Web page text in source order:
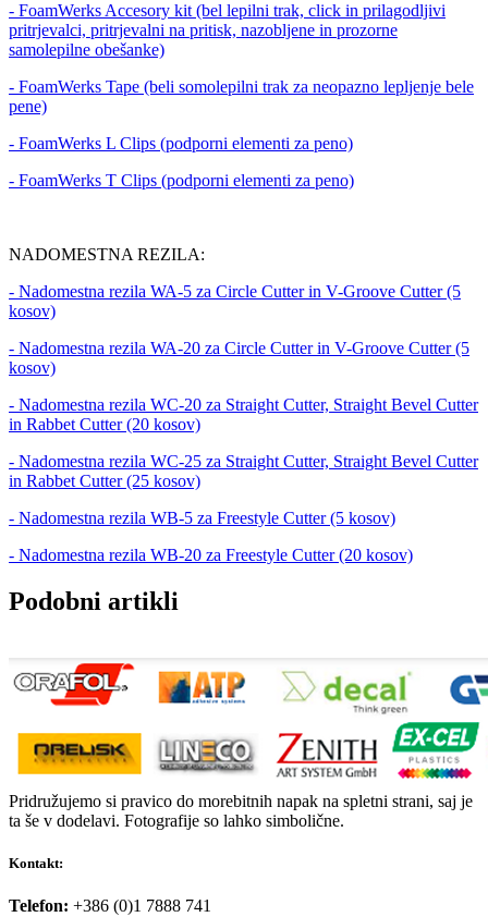
- FoamWerks Accesory kit (bel lepilni trak, click in prilagodljivi
pritrjevalci, pritrjevalni na pritisk, nazobljene in prozorne
samolepilne obešanke)
- FoamWerks Tape (beli somolepilni trak za neopazno lepljenje bele
pene)
- FoamWerks L Clips (podporni elementi za peno)
- FoamWerks T Clips (podporni elementi za peno)
NADOMESTNA REZILA:
- Nadomestna rezila WA-5 za Circle Cutter in V-Groove Cutter (5
kosov)
- Nadomestna rezila WA-20 za Circle Cutter in V-Groove Cutter (5
kosov)
- Nadomestna rezila WC-20 za Straight Cutter, Straight Bevel Cutter
in Rabbet Cutter (20 kosov)
- Nadomestna rezila WC-25 za Straight Cutter, Straight Bevel Cutter
in Rabbet Cutter (25 kosov)
- Nadomestna rezila WB-5 za Freestyle Cutter (5 kosov)
- Nadomestna rezila WB-20 za Freestyle Cutter (20 kosov)
Podobni artikli
Pridružujemo si pravico do morebitnih napak na spletni strani, saj je
ta še v dodelavi. Fotografije so lahko simbolične.
Kontakt:
Telefon: +386 (0)1 7888 741